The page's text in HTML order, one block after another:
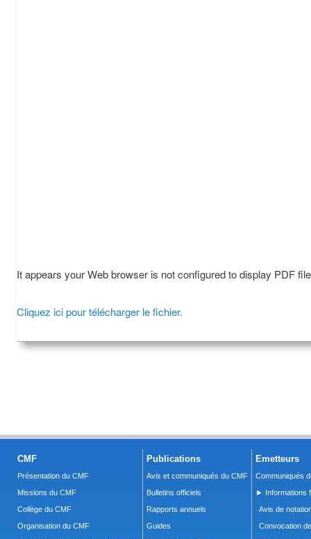
It appears your Web browser is not configured to display PDF
Cliquez ici pour télécharger le fichier.
CMF
Présentation du CMF
Missions du CMF
Collège du CMF
Organisation du CMF
Publications
Avis et communiqués du CMF
Bulletins officiels
Rapports annuels
Guides
Emetteurs
Communiqués
► Informations
Avis de
Convocation